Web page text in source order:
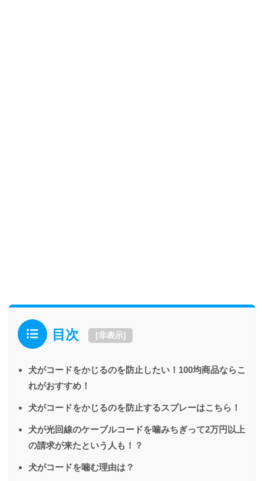
目次 [非表示]
犬がコードをかじるのを防止したい！100均商品ならこ
れがおすすめ！
犬がコードをかじるのを防止するスプレーはこちら！
犬が光回線のケーブルコードを噛みちぎって2万円以上
の請求が来たという人も！？
犬がコードを噛む理由は？